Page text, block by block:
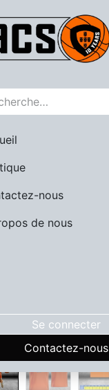
nous
de nous
Se connecter
Contactez-nous